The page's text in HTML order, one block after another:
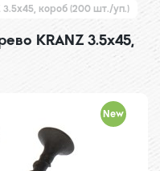
короб (200 шт./уп.)
KRANZ 3.5х45,
New